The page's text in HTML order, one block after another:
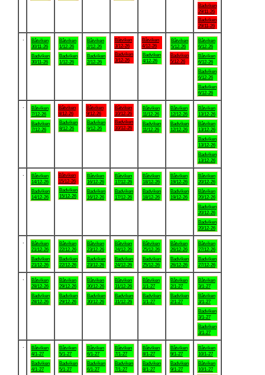
Badviken
29/11-26
Badviken
29/11-26
Båtviken
30/11-26
Badviken
30/11-26
Båtviken
1/12-26
Badviken
1/12-26
Båtviken
2/12-26
Badviken
2/12-26
Båtviken
3/12-26
Badviken
3/12-26
Båtviken
4/12-26
Badviken
4/12-26
Båtviken
5/12-26
Badviken
5/12-26
Båtviken
6/12-26
Båtviken
6/12-26
Badviken
6/12-26
Badviken
6/12-26
Båtviken
7/12-26
Badviken
7/12-26
Båtviken
8/12-26
Badviken
8/12-26
Båtviken
9/12-26
Badviken
9/12-26
Båtviken
10/12-26
Badviken
10/12-26
Båtviken
11/12-26
Badviken
11/12-26
Båtviken
12/12-26
Badviken
12/12-26
Båtviken
13/12-26
Båtviken
13/12-26
Badviken
13/12-26
Badviken
13/12-26
Båtviken
14/12-26
Badviken
14/12-26
Båtviken
15/12-26
Badviken
15/12-26
Båtviken
16/12-26
Badviken
16/12-26
Båtviken
17/12-26
Badviken
17/12-26
Båtviken
18/12-26
Badviken
18/12-26
Båtviken
19/12-26
Badviken
19/12-26
Båtviken
20/12-26
Båtviken
20/12-26
Badviken
20/12-26
Badviken
20/12-26
Båtviken
21/12-26
Badviken
21/12-26
Båtviken
22/12-26
Badviken
22/12-26
Båtviken
23/12-26
Badviken
23/12-26
Båtviken
24/12-26
Badviken
24/12-26
Båtviken
25/12-26
Badviken
25/12-26
Båtviken
26/12-26
Badviken
26/12-26
Båtviken
27/12-26
Badviken
27/12-26
Båtviken
28/12-26
Badviken
28/12-26
Båtviken
29/12-26
Badviken
29/12-26
Båtviken
30/12-26
Badviken
30/12-26
Båtviken
31/12-26
Badviken
31/12-26
Båtviken
1/1-27
Badviken
1/1-27
Båtviken
2/1-27
Badviken
2/1-27
Båtviken
3/1-27
Båtviken
3/1-27
Badviken
3/1-27
Badviken
3/1-27
Båtviken
4/1-27
Badviken
4/1-27
Båtviken
5/1-27
Badviken
5/1-27
Båtviken
6/1-27
Badviken
6/1-27
Båtviken
7/1-27
Badviken
7/1-27
Båtviken
8/1-27
Badviken
8/1-27
Båtviken
9/1-27
Badviken
9/1-27
Båtviken
10/1-27
Båtviken
10/1-27